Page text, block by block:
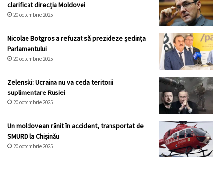
clarificat direcția Moldovei
20 octombrie 2025
Nicolae Botgros a refuzat să prezideze ședința
Parlamentului
20 octombrie 2025
Zelenski: Ucraina nu va ceda teritorii
suplimentare Rusiei
20 octombrie 2025
Un moldovean rănit în accident, transportat de
SMURD la Chișinău
20 octombrie 2025